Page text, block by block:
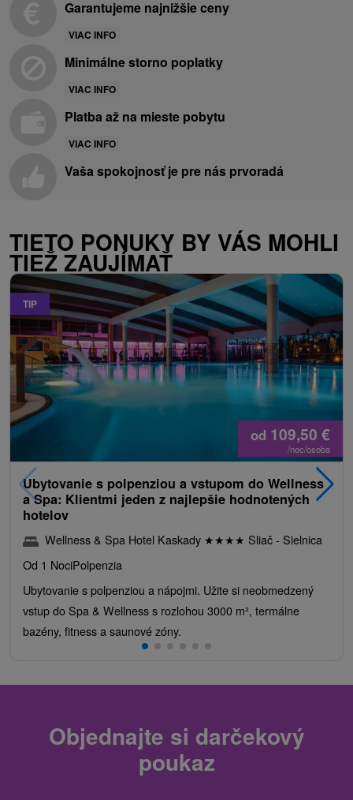
Garantujeme najnižšie ceny
VIAC INFO
Minimálne storno poplatky
VIAC INFO
Platba až na mieste pobytu
VIAC INFO
Vaša spokojnosť je pre nás prvoradá
TIETO PONUKY BY VÁS MOHLI
TIEŽ ZAUJÍMAŤ
TIP
od 109,50 €
/noc/osoba
Ubytovanie s polpenziou a vstupom do Wellness
a Spa: Klientmi jeden z najlepšie hodnotených
hotelov
Wellness & Spa Hotel Kaskady ★★★★ Sliač - Sielnica
Od 1 NociPolpenzia
Ubytovanie s polpenziou a nápojmi. Užite si neobmedzený
vstup do Spa & Wellness s rozlohou 3000 m², termálne
bazény, fitness a saunové zóny.
Objednajte si darčekový
poukaz